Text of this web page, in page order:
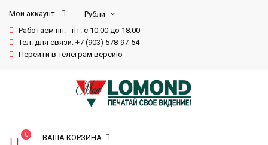
Мой аккаунт
Работаем пн. - пт. с 10:00 до 18:00
Тел. для связи: +7 (903) 578-97-54
Перейти в телеграм версию
0
ВАША КОРЗИНА